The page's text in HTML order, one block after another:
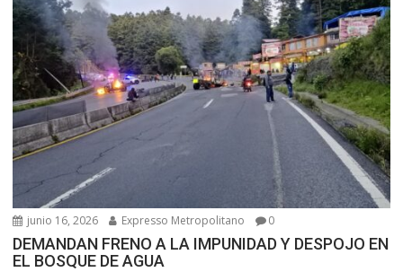
d
e
e
n
t
r
a
d
s junio 16, 2026 Expresso Metropolitano 0
DEMANDAN FRENO A LA IMPUNIDAD Y DESPOJO EN
EL BOSQUE DE AGUA